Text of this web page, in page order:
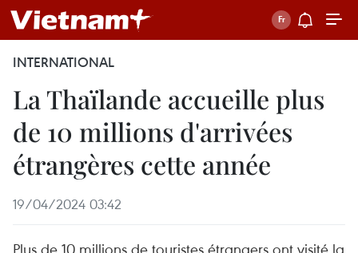
INTERNATIONAL
La Thaïlande accueille plus
de 10 millions d'arrivées
étrangères cette année
19/04/2024 03:42
Plus de 10 millions de touristes étrangers ont visité la